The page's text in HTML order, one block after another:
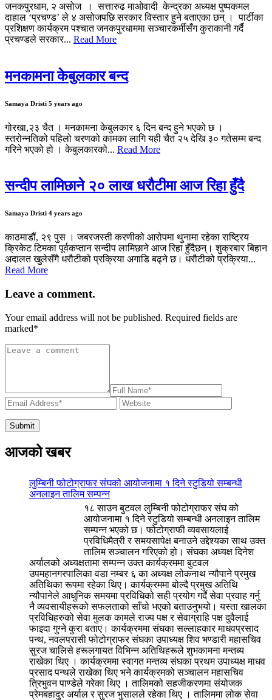
जनकपुरधाम, २ असोज । सत्तारुढ माओवादी केन्द्रका अध्यक्ष पुष्पकमल
दाहाल ‘प्रचण्ड’ ले ४ असोजपछि सरकार विस्तार हुने बताएका छन् । पार्टीका
प्रशिक्षण कार्यक्रम पश्चात जनकपुरधाममा सञ्चारकर्मीसँग कुराकानी गर्दै
प्रचण्डले सरकार... Read More
मनकामना केबुलकार बन्द
Samaya Dristi 5 years ago
गोरखा,२३ चैत । मनकामना केबुलकार ६ दिन बन्द हुने भएको छ ।
स्तरोन्नतिको पहिलो चरणको कामका लागि यही चैत २५ देखि ३० गतेसम्म बन्द
गरिने भएको हो । केबुलकारको... Read More
सन्दीप लामिछाने २० लाख धरौटीमा आज रिहा हुँदै
Samaya Dristi 4 years ago
काठमाडौं, २९ पुस । जबरजस्ती करणीको आरोपमा थुनामा रहेका राष्ट्रिय
क्रिकेट टिमका पूर्वकप्तान सन्दीप लामिछाने आज रिहा हुँदैछन्। शुक्रबार बिहान
अदालत खुलेसँगै धरौटीको प्रक्रिया अगाडि बढ्ने छ। धरौटीको प्रक्रिया...
Read More
Leave a comment.
Your email address will not be published. Required fields are
marked*
आजको खबर
लुम्बिनी फोटोग्राफर संघको आयोजनामा १ दिने स्टुडियो सम्बन्धी
अनलाइन तालिम सम्पन्न
१८ साउन बुटवल लुम्बिनी फोटोग्राफर संघ को
आयोजनामा १ दिने स्टुडियो सम्बन्धी अनलाइन तालिम
सम्पन्न भएको छ। फोटोग्राफी व्यवसायलाई
प्रविधिमैत्री र समयसापेक्ष बनाउने उद्देश्यका साथ उक्त
तालिम सञ्चालन गरिएको हो। संघका अध्यक्ष दिनेश
अर्यालको अध्यक्षतामा सम्पन्न उक्त कार्यक्रममा बुटवल
उपमहानगरपालिका वडा नम्बर ६ का अध्यक्ष लोकनाथ न्यौपाने प्रमुख
अतिथिका रूपमा रहेका थिए। कार्यक्रममा बोल्दै प्रमुख अतिथि
न्यौपानेले आधुनिक समयमा प्रविधिको सही प्रयोग गर्दै सेवा प्रवाह गर्नु
नै व्यवसायीहरूको सफलताको साँचो भएको बताउनुभयो। यस्ता खालका
प्रविधिहरुको सेवा मुलक कामले राज्य पक्ष र सेवाग्राहि पक्ष दुवैलाई
फाइदा गुग्ने कुरा बताए। कार्यक्रममा संघका सल्लाहकार माधवप्रसाद
पन्थ, नवलपरासी फोटोग्राफर संघका उपाध्यक्ष शिव भण्डारी महासचिव
सुरज चालिसे हरूलगायत विभिन्न अतिथिहरूले शुभकामना मन्तब्य
राखेका थिए । कार्यक्रममा स्वागत मन्तव्य संघका प्रथम उपाध्यक्ष माधव
प्रसाद पन्थले राखेका थिए भने कार्यक्रमको सञ्चालन महासचिव
त्रिभुवन पाण्डेले गरेका थिए । तालिमको सहजीकरणमा संयोजक
प्रेमबहादुर अर्याल र सुरज भुसालले रहेका थिए । तालिममा लोक सेवा